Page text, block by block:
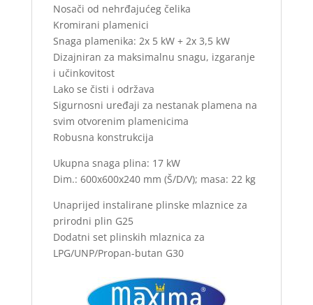
Nosači od nehrđajućeg čelika
Kromirani plamenici
Snaga plamenika: 2x 5 kW + 2x 3,5 kW
Dizajniran za maksimalnu snagu, izgaranje
i učinkovitost
Lako se čisti i održava
Sigurnosni uređaji za nestanak plamena na
svim otvorenim plamenicima
Robusna konstrukcija
Ukupna snaga plina: 17 kW
Dim.: 600x600x240 mm (Š/D/V); masa: 22 kg
Unaprijed instalirane plinske mlaznice za
prirodni plin G25
Dodatni set plinskih mlaznica za
LPG/UNP/Propan-butan G30